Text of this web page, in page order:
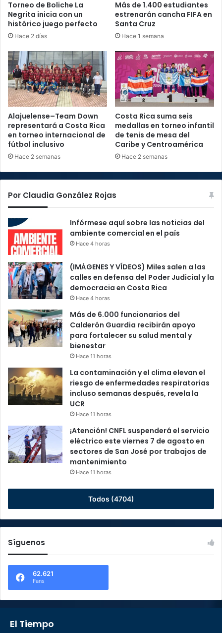
Torneo de Boliche La
Negrita inicia con un
histórico juego perfecto
Hace 2 días
Más de 1.400 estudiantes
estrenarán cancha FIFA en
Santa Cruz
Hace 1 semana
Alajuelense–Team Down
representará a Costa Rica
en torneo internacional de
fútbol inclusivo
Hace 2 semanas
Costa Rica suma seis
medallas en torneo infantil
de tenis de mesa del
Caribe y Centroamérica
Hace 2 semanas
Por Claudia González Rojas
Infórmese aquí sobre las noticias del
ambiente comercial en el país
Hace 4 horas
(IMÁGENES Y VÍDEOS) Miles salen a las
calles en defensa del Poder Judicial y la
democracia en Costa Rica
Hace 4 horas
Más de 6.000 funcionarios del
Calderón Guardia recibirán apoyo
para fortalecer su salud mental y
bienestar
Hace 11 horas
La contaminación y el clima elevan el
riesgo de enfermedades respiratorias
incluso semanas después, revela la
UCR
Hace 11 horas
¡Atención! CNFL suspenderá el servicio
eléctrico este viernes 7 de agosto en
sectores de San José por trabajos de
mantenimiento
Hace 11 horas
Todos (4704)
Síguenos
62.621
Fans
El Tiempo